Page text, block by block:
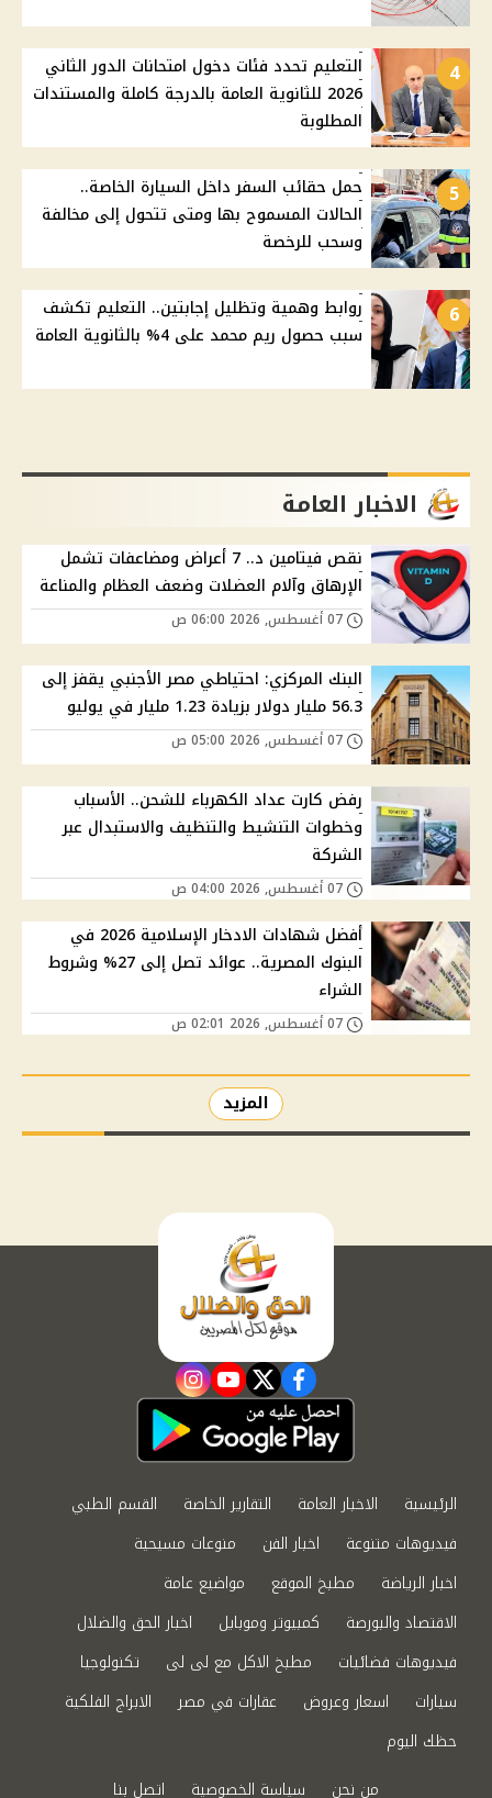
4
التعليم تحدد فئات دخول امتحانات الدور الثاني
2026 للثانوية العامة بالدرجة كاملة والمستندات
المطلوبة
5
حمل حقائب السفر داخل السيارة الخاصة..
الحالات المسموح بها ومتى تتحول إلى مخالفة
وسحب للرخصة
6
روابط وهمية وتظليل إجابتين.. التعليم تكشف
سبب حصول ريم محمد على 4% بالثانوية العامة
الاخبار العامة
نقص فيتامين د.. 7 أعراض ومضاعفات تشمل
الإرهاق وآلام العضلات وضعف العظام والمناعة
البنك المركزي: احتياطي مصر الأجنبي يقفز إلى
56.3 مليار دولار بزيادة 1.23 مليار في يوليو
رفض كارت عداد الكهرباء للشحن.. الأسباب
وخطوات التنشيط والتنظيف والاستبدال عبر
الشركة
أفضل شهادات الادخار الإسلامية 2026 في
البنوك المصرية.. عوائد تصل إلى 27% وشروط
الشراء
المزيد
facebook
twitter
youtube
instagram
الرئيسية الاخبار العامة التقارير الخاصة
القسم الطبي
فيديوهات متنوعة
اخبار الفن
منوعات مسيحية
اخبار الرياضة
مطبخ الموقع
مواضيع عامة
الاقتصاد والبورصة
كمبيوتر وموبايل
اخبار الحق والضلال
فيديوهات فضائيات
مطبخ الاكل مع لى لى
تكنولوجيا
سيارات
اسعار وعروض عقارات في مصر
الابراج الفلكية
حظك اليوم
من نحن
سياسة الخصوصية اتصل بنا